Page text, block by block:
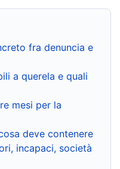
fra denuncia e
a querela e quali
mesi per la
deve contenere
incapaci, società